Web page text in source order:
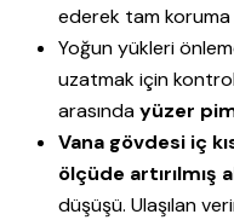
ederek tam koruma
Yoğun yükleri
uzatmak için
arasındayüzer
Vana gövdesi iç
ölçüde artırılmış
düşüşü. Ulaşılan